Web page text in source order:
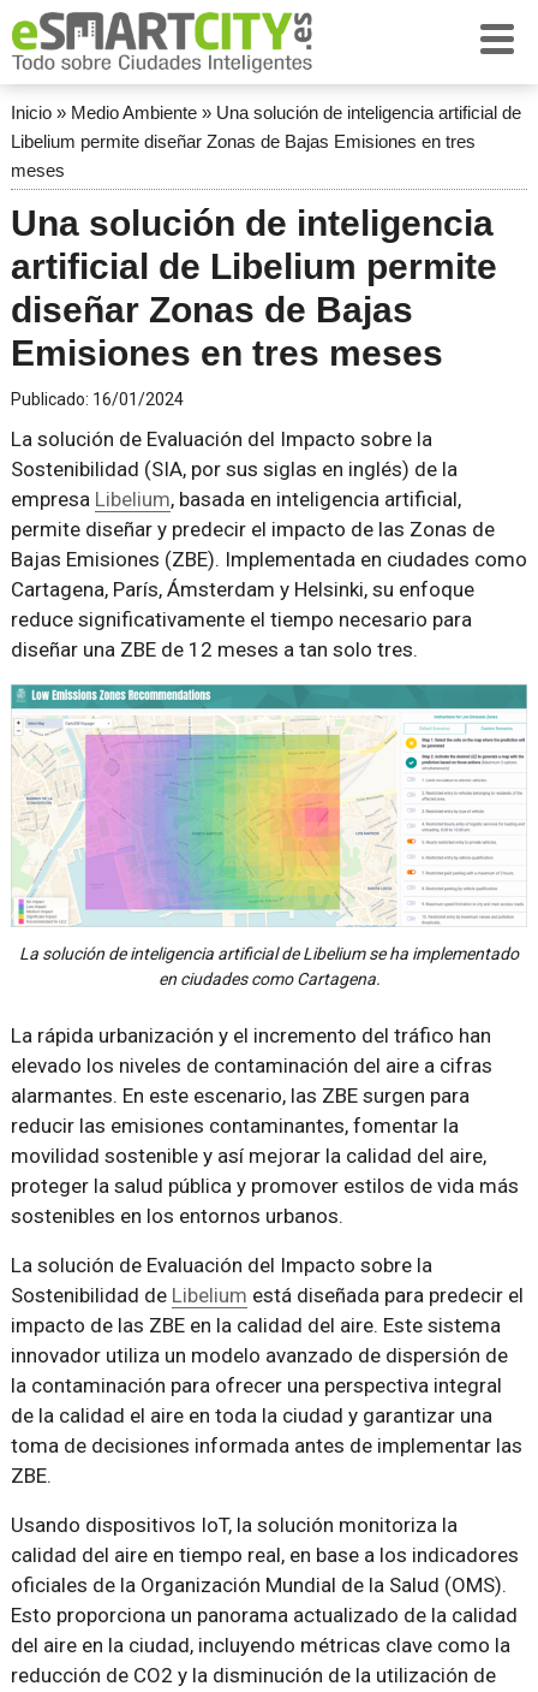
Inicio» Medio Ambiente» Una solución de inteligencia artificial de
Libelium permite diseñar Zonas de Bajas Emisiones en tres
meses
Una solución de inteligencia
artificial de Libelium permite
diseñar Zonas de Bajas
Emisiones en tres meses
Publicado: 16/01/2024
La solución de Evaluación del Impacto sobre la
Sostenibilidad (SIA, por sus siglas en inglés) de la
empresa Libelium, basada en inteligencia artificial,
permite diseñar y predecir el impacto de las Zonas de
Bajas Emisiones (ZBE). Implementada en ciudades como
Cartagena, París, Ámsterdam y Helsinki, su enfoque
reduce significativamente el tiempo necesario para
diseñar una ZBE de 12 meses a tan solo tres.
La solución de inteligencia artificial de Libelium se ha implementado
en ciudades como Cartagena.
La rápida urbanización y el incremento del tráfico han
elevado los niveles de contaminación del aire a cifras
alarmantes. En este escenario, las ZBE surgen para
reducir las emisiones contaminantes, fomentar la
movilidad sostenible y así mejorar la calidad del aire,
proteger la salud pública y promover estilos de vida más
sostenibles en los entornos urbanos.
La solución de Evaluación del Impacto sobre la
Sostenibilidad de Libelium está diseñada para predecir el
impacto de las ZBE en la calidad del aire. Este sistema
innovador utiliza un modelo avanzado de dispersión de
la contaminación para ofrecer una perspectiva integral
de la calidad el aire en toda la ciudad y garantizar una
toma de decisiones informada antes de implementar las
ZBE.
Usando dispositivos IoT, la solución monitoriza la
calidad del aire en tiempo real, en base a los indicadores
oficiales de la Organización Mundial de la Salud (OMS).
Esto proporciona un panorama actualizado de la calidad
del aire en la ciudad, incluyendo métricas clave como la
reducción de CO2 y la disminución de la utilización de